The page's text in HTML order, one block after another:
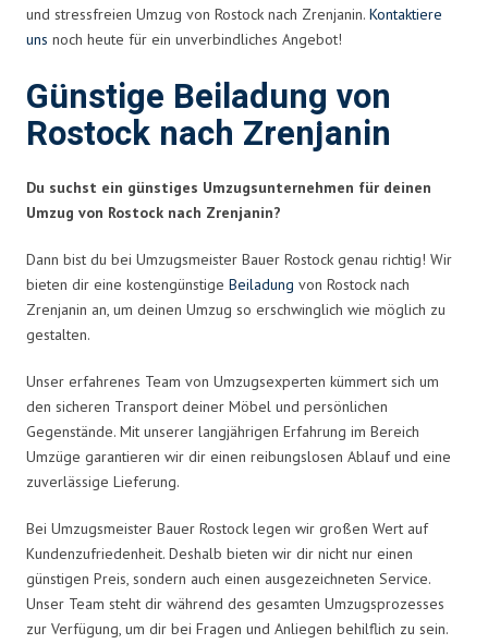
und stressfreien Umzug von Rostock nach Zrenjanin. Kontaktiere
uns noch heute für ein unverbindliches Angebot!
Günstige Beiladung von
Rostock nach Zrenjanin
Du suchst ein günstiges Umzugsunternehmen für deinen
Umzug von Rostock nach Zrenjanin?
Dann bist du bei Umzugsmeister Bauer Rostock genau richtig! Wir
bieten dir eine kostengünstige Beiladung von Rostock nach
Zrenjanin an, um deinen Umzug so erschwinglich wie möglich zu
gestalten.
Unser erfahrenes Team von Umzugsexperten kümmert sich um
den sicheren Transport deiner Möbel und persönlichen
Gegenstände. Mit unserer langjährigen Erfahrung im Bereich
Umzüge garantieren wir dir einen reibungslosen Ablauf und eine
zuverlässige Lieferung.
Bei Umzugsmeister Bauer Rostock legen wir großen Wert auf
Kundenzufriedenheit. Deshalb bieten wir dir nicht nur einen
günstigen Preis, sondern auch einen ausgezeichneten Service.
Unser Team steht dir während des gesamten Umzugsprozesses
zur Verfügung, um dir bei Fragen und Anliegen behilflich zu sein.